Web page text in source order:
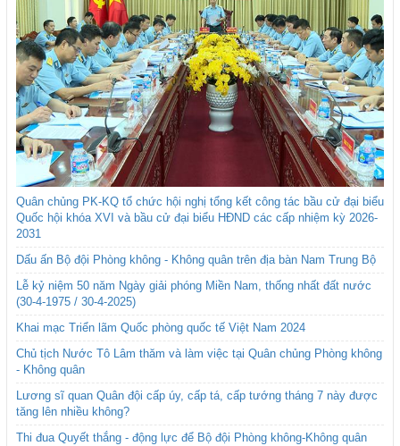
Quân chủng PK-KQ tổ chức hội nghị tổng kết công tác bầu cử đại biểu
Quốc hội khóa XVI và bầu cử đại biểu HĐND các cấp nhiệm kỳ 2026-
2031
Dấu ấn Bộ đội Phòng không - Không quân trên địa bàn Nam Trung Bộ
Lễ kỷ niệm 50 năm Ngày giải phóng Miền Nam, thống nhất đất nước
(30-4-1975 / 30-4-2025)
Khai mạc Triển lãm Quốc phòng quốc tế Việt Nam 2024
Chủ tịch Nước Tô Lâm thăm và làm việc tại Quân chủng Phòng không
- Không quân
Lương sĩ quan Quân đội cấp úy, cấp tá, cấp tướng tháng 7 này được
tăng lên nhiều không?
Thi đua Quyết thắng - động lực để Bộ đội Phòng không-Không quân